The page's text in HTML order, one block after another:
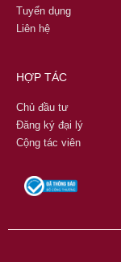
Tuyển dụng
Liên hệ
HỢP TÁC
Chủ đầu tư
Đăng ký đại lý
Cộng tác viên